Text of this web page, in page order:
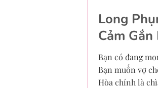
Long
Cảm Gắn
Bạn có đang
Bạn muốn vợ
Hòa chính là